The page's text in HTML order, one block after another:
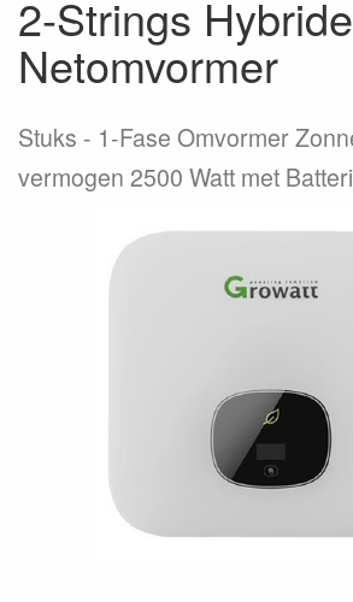
2-Strings Hybride
Netomvormer
Stuks
1-Fase Omvormer
vermogen 2500 Watt met